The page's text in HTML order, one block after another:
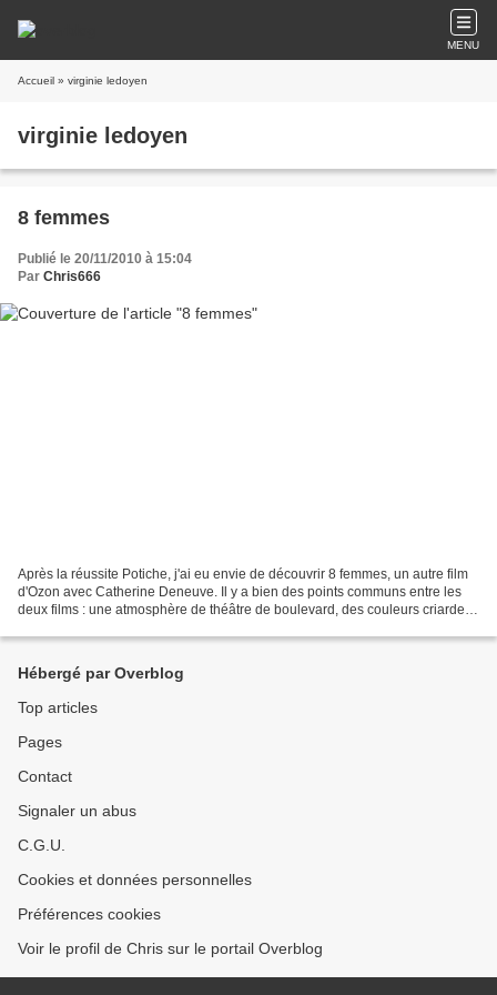
MENU
Accueil » virginie ledoyen
virginie ledoyen
8 femmes
Publié le 20/11/2010 à 15:04
Par Chris666
Après la réussite Potiche, j'ai eu envie de découvrir 8 femmes, un autre film
d'Ozon avec Catherine Deneuve. Il y a bien des points communs entre les
deux films : une atmosphère de théâtre de boulevard, des couleurs criardes,
Hébergé par Overblog
Top articles
Pages
Contact
Signaler un abus
C.G.U.
Cookies et données personnelles
Préférences cookies
Voir le profil de Chris sur le portail Overblog